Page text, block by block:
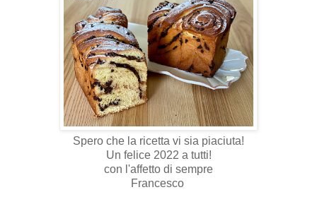
Spero che la ricetta vi sia piaciuta!
Un felice 2022 a tutti!
con l'affetto di sempre
Francesco